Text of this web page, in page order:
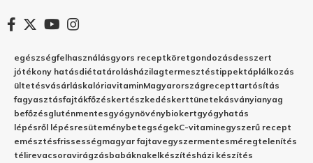
egészségfelhasználásgyors receptköretgondozásdesszert
jótékony hatásdiétatárolásházilagtermesztéstippektáplálkozás
ültetésvásárláskalóriavitaminMagyarországrecepttartósítás
fagyasztásfajtákfőzéskertészkedéskerttünetekásványianyag
befőzésgluténmentesgyógynövénybiokertgyógyhatás
lépésről lépésresüteménybetegségekC-vitaminegyszerű recept
emésztésfrissességmagyar fajtavegyszermentesméregtelenítés
télirevacsoravirágzásbabáknakelkészítésházi készítés